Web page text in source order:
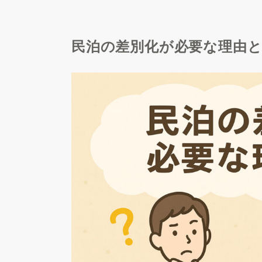
民泊の差別化が必要な理由